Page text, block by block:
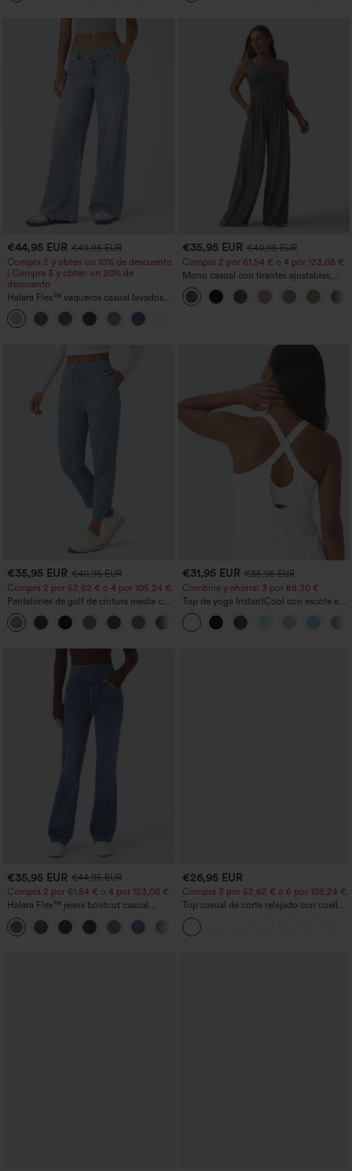
€44,95 EUR €49,95 EUR
Compra 2 y obtén un 10% de descuento
| Compra 3 y obtén un 20% de
descuento
Halara Flex™ vaqueros casual lavados
asimétricos de tiro bajo con bolsillos
con cremallera, corte baggy y pierna
ancha
€35,95 EUR €40,95 EUR
Compra 2 por 61,54 € o 4 por 123,08 €.
Mono casual con tirantes ajustables,
fruncidos, pierna ancha, tejido jaspeado
y bolsillos - Easy Peezy
€35,95 EUR €40,95 EUR
Compra 2 por 52,62 € o 4 por 105,24 €.
Pantalones de golf de cintura media con
cordón, dobladillo curvo, secado rápido,
de corte cónico y con bolsillos - UPF40+
+2
€31,95 EUR €35,95 EUR
Combina y ahorra: 3 por 88,30 €
Top de yoga InstantCool con escote en
U y bajo curvado - UPF50+
€35,95 EUR €44,95 EUR
Compra 2 por 61,54 € o 4 por 123,08 €.
Halara Flex™ jeans bootcut casual
lavados, de talle alto y con bolsillos
€26,95 EUR
Compra 3 por 52,62 € o 6 por 105,24 €.
Top casual de corte relajado con cuello
redondo y mangas murciélago.